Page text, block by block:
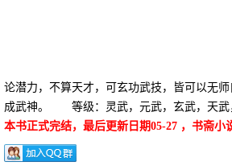
论潜力，不算天才，可玄功武技，皆可以无
成武神。 等级：灵武，元武，玄武，天
本书正式完结，最后更新日期05-27 ，书斋